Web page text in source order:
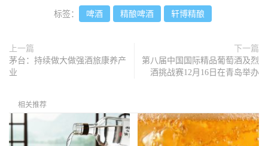
标签： 啤酒 精酿啤酒 轩博精酿
上一篇
茅台：持续做大做强酒旅康养产
业
下一篇
第八届中国国际精品葡萄酒及烈
酒挑战赛12月16日在青岛举办
相关推荐